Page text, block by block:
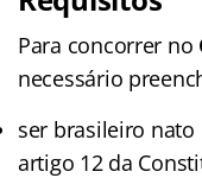
Para concorrer no
necessário
ser brasileiro
artigo 12 da